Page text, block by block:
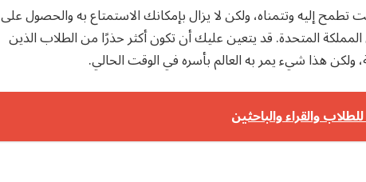
تطمح إليه وتتمناه، ولكن لا يزال بإمكانك الاستمتاع به والحصول على
المتحدة. قد يتعين عليك أن تكون أكثر حذرًا من الطلاب الذين
ولكن هذا شيء يمر به العالم بأسره في الوقت الحالي.